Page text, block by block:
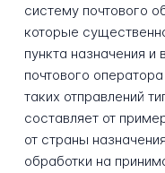
систему почтового
которые
пункта назначения
почтового
таких отправлений
составляет от
от страны
обработки на